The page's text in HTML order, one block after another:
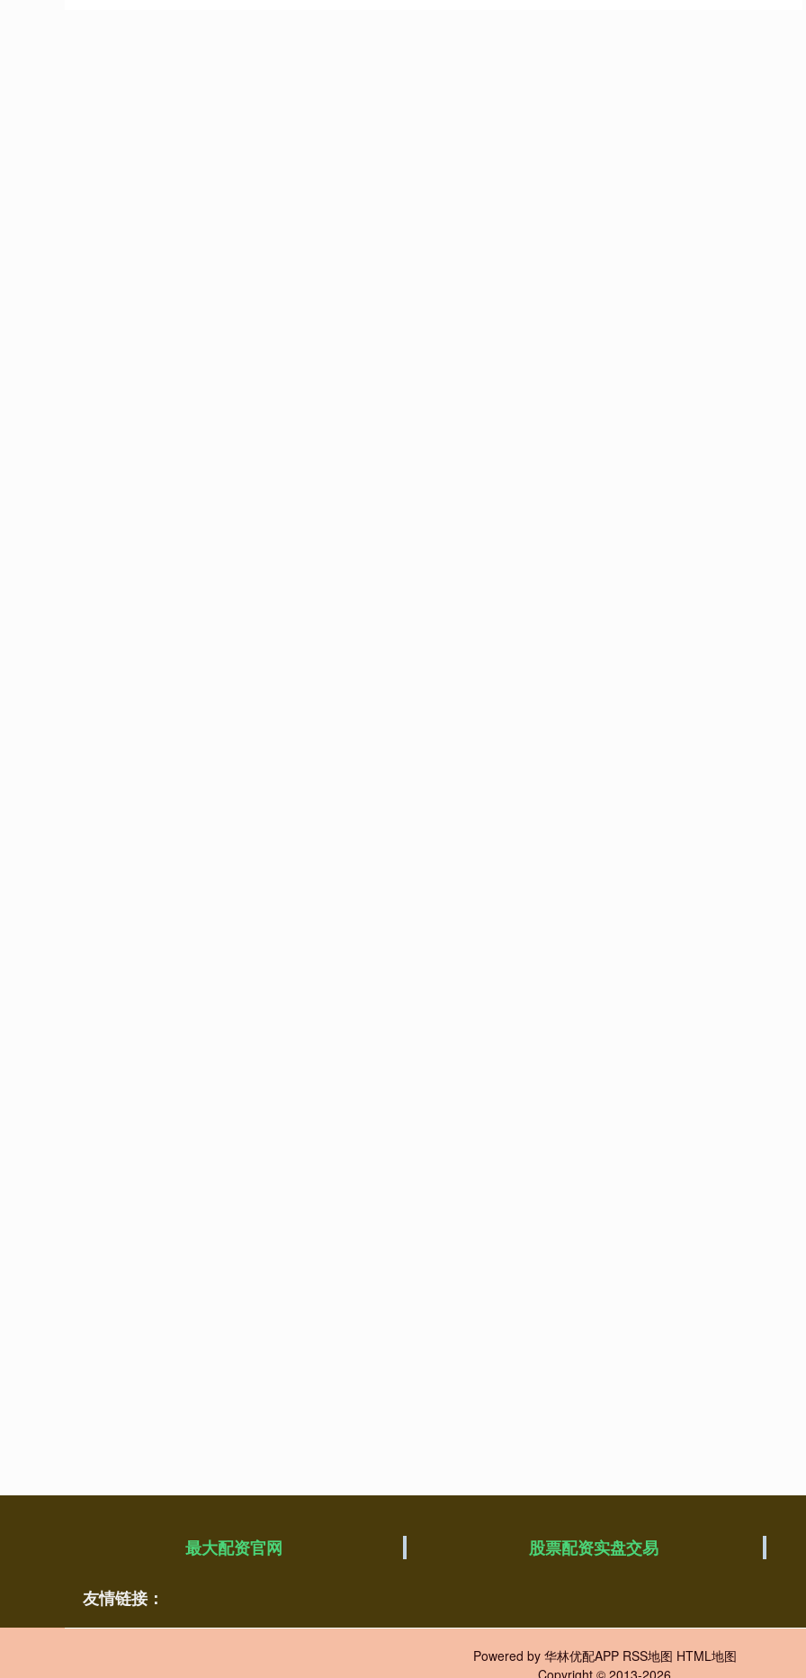
最大配资官网 股票配资实盘交易
友情链接：
Powered by 华林优配APP RSS地图 HTML地图
Copyright © 2013-2026